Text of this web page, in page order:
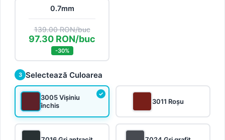
0.7mm
139.00 RON/buc
97.30 RON/buc
-30%
3 Selectează Culoarea
3005 Vișiniu
închis
3011 Roșu